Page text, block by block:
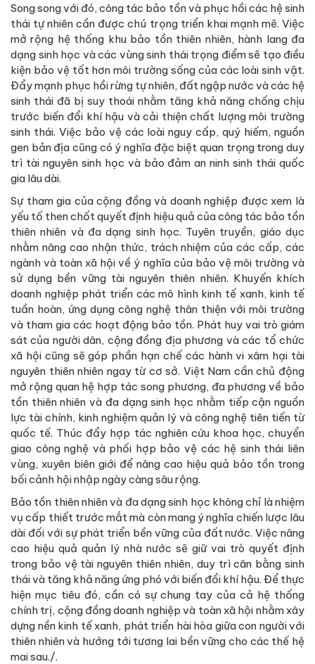
Song song với đó, công tác bảo tồn và phục hồi các hệ sinh
thái tự nhiên cần được chú trọng triển khai mạnh mẽ. Việc
mở rộng hệ thống khu bảo tồn thiên nhiên, hành lang đa
dạng sinh học và các vùng sinh thái trọng điểm sẽ tạo điều
kiện bảo vệ tốt hơn môi trường sống của các loài sinh vật.
Đẩy mạnh phục hồi rừng tự nhiên, đất ngập nước và các hệ
sinh thái đã bị suy thoái nhằm tăng khả năng chống chịu
trước biến đổi khí hậu và cải thiện chất lượng môi trường
sinh thái. Việc bảo vệ các loài nguy cấp, quý hiếm, nguồn
gen bản địa cũng có ý nghĩa đặc biệt quan trọng trong duy
trì tài nguyên sinh học và bảo đảm an ninh sinh thái quốc
gia lâu dài.
Sự tham gia của cộng đồng và doanh nghiệp được xem là
yếu tố then chốt quyết định hiệu quả của công tác bảo tồn
thiên nhiên và đa dạng sinh học. Tuyên truyền, giáo dục
nhằm nâng cao nhận thức, trách nhiệm của các cấp, các
ngành và toàn xã hội về ý nghĩa của bảo vệ môi trường và
sử dụng bền vững tài nguyên thiên nhiên. Khuyến khích
doanh nghiệp phát triển các mô hình kinh tế xanh, kinh tế
tuần hoàn, ứng dụng công nghệ thân thiện với môi trường
và tham gia các hoạt động bảo tồn. Phát huy vai trò giám
sát của người dân, cộng đồng địa phương và các tổ chức
xã hội cũng sẽ góp phần hạn chế các hành vi xâm hại tài
nguyên thiên nhiên ngay từ cơ sở. Việt Nam cần chủ động
mở rộng quan hệ hợp tác song phương, đa phương về bảo
tồn thiên nhiên và đa dạng sinh học nhằm tiếp cận nguồn
lực tài chính, kinh nghiệm quản lý và công nghệ tiên tiến từ
quốc tế. Thúc đẩy hợp tác nghiên cứu khoa học, chuyển
giao công nghệ và phối hợp bảo vệ các hệ sinh thái liên
vùng, xuyên biên giới để nâng cao hiệu quả bảo tồn trong
bối cảnh hội nhập ngày càng sâu rộng.
Bảo tồn thiên nhiên và đa dạng sinh học không chỉ là nhiệm
vụ cấp thiết trước mắt mà còn mang ý nghĩa chiến lược lâu
dài đối với sự phát triển bền vững của đất nước. Việc nâng
cao hiệu quả quản lý nhà nước sẽ giữ vai trò quyết định
trong bảo vệ tài nguyên thiên nhiên, duy trì cân bằng sinh
thái và tăng khả năng ứng phó với biến đổi khí hậu. Để thực
hiện mục tiêu đó, cần có sự chung tay của cả hệ thống
chính trị, cộng đồng doanh nghiệp và toàn xã hội nhằm xây
dựng nền kinh tế xanh, phát triển hài hòa giữa con người với
thiên nhiên và hướng tới tương lai bền vững cho các thế hệ
mai sau./.